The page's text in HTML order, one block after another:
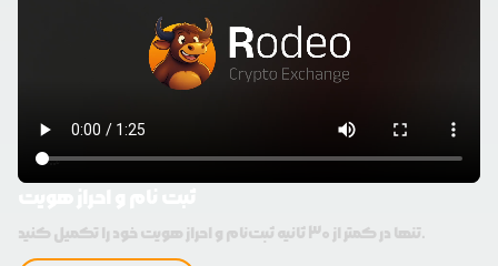
تنها در کمتر از 30 ثانیه ثبت‌نام و احراز هویت خود را تکمیل کنید.